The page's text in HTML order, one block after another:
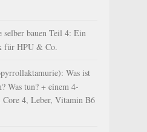
selber bauen Teil 4: Ein
für HPU & Co.
Was ist
Was tun? + einem 4-
4, Leber, Vitamin B6